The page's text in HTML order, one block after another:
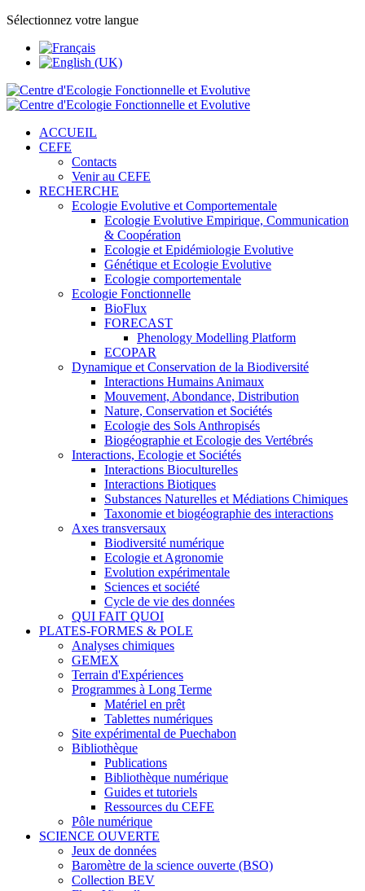
Sélectionnez votre langue
ACCUEIL
CEFE
Contacts
Venir au CEFE
RECHERCHE
Ecologie Evolutive et Comportementale
Ecologie Evolutive Empirique, Communication
& Coopération
Ecologie et Epidémiologie Evolutive
Génétique et Ecologie Evolutive
Ecologie comportementale
Ecologie Fonctionnelle
BioFlux
FORECAST
Phenology Modelling Platform
ECOPAR
Dynamique et Conservation de la Biodiversité
Interactions Humains Animaux
Mouvement, Abondance, Distribution
Nature, Conservation et Sociétés
Ecologie des Sols Anthropisés
Biogéographie et Ecologie des Vertébrés
Interactions, Ecologie et Sociétés
Interactions Bioculturelles
Interactions Biotiques
Substances Naturelles et Médiations Chimiques
Taxonomie et biogéographie des interactions
Axes transversaux
Biodiversité numérique
Ecologie et Agronomie
Evolution expérimentale
Sciences et société
Cycle de vie des données
QUI FAIT QUOI
PLATES-FORMES & POLE
Analyses chimiques
GEMEX
Terrain d'Expériences
Programmes à Long Terme
Matériel en prêt
Tablettes numériques
Site expérimental de Puechabon
Bibliothèque
Publications
Bibliothèque numérique
Guides et tutoriels
Ressources du CEFE
Pôle numérique
SCIENCE OUVERTE
Jeux de données
Baromètre de la science ouverte (BSO)
Collection BEV